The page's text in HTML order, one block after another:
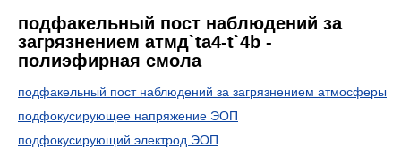
подфакельный пост наблюдений за
загрязнением атмд`ta4-t`4b -
полиэфирная смола
подфакельный пост наблюдений за загрязнением атмосферы
подфокусирующее напряжение ЭОП
подфокусирующий электрод ЭОП